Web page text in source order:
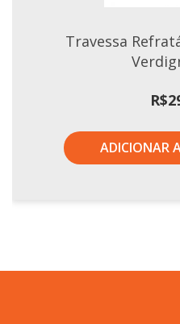
Travessa
R$
ADICIONAR